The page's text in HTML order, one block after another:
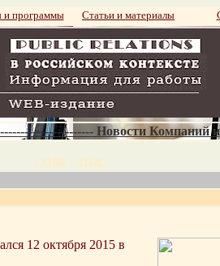
и программы Статьи и материалы
Новости Компаний
. 3168 - 3168.
12 октября 2015 в